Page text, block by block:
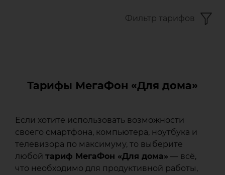
Фильтр тарифов
МегаФон
дома
Тарифы МегаФон «Для дома»
Если хотите использовать возможности
своего смартфона, компьютера, ноутбука и
телевизора по максимуму, то выберите
любой тариф МегаФон «Для дома» — всё,
что необходимо для продуктивной работы,